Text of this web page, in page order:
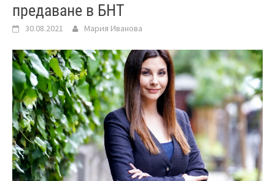
предаване в БНТ
30.08.2021 Мария Иванова